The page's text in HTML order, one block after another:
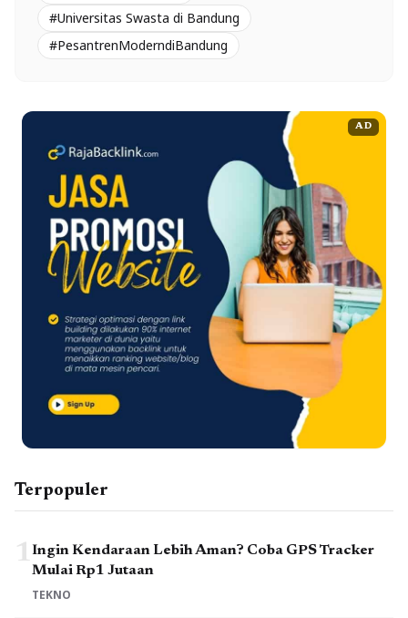
#Universitas Swasta di Bandung
#PesantrenModerndiBandung
AD
Terpopuler
1Ingin Kendaraan Lebih Aman? Coba GPS Tracker
Mulai Rp1 Jutaan
TEKNO